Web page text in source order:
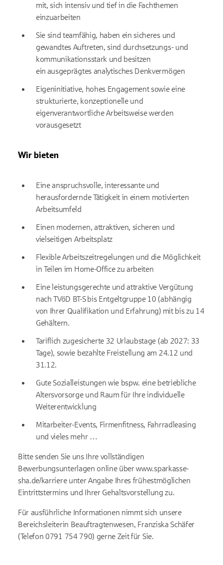
mit, sich intensiv und tief in die Fachthemen
einzuarbeiten
Sie sind teamfähig, haben ein sicheres und
gewandtes Auftreten, sind durchsetzungs- und
kommunikationsstark und besitzen
ein ausgeprägtes analytisches Denkvermögen
Eigeninitiative, hohes Engagement sowie eine
strukturierte, konzeptionelle und
eigenverantwortliche Arbeitsweise werden
vorausgesetzt
Wir bieten
Eine anspruchsvolle, interessante und
herausfordernde Tätigkeit in einem motivierten
Arbeitsumfeld
Einen modernen, attraktiven, sicheren und
vielseitigen Arbeitsplatz
Flexible Arbeitszeitregelungen und die Möglichkeit
in Teilen im Home-Office zu arbeiten
Eine leistungsgerechte und attraktive Vergütung
nach TVöD BT-S bis Entgeltgruppe 10 (abhängig
von Ihrer Qualifikation und Erfahrung) mit bis zu 14
Gehältern.
Tariflich zugesicherte 32 Urlaubstage (ab 2027: 33
Tage), sowie bezahlte Freistellung am 24.12 und
31.12.
Gute Sozialleistungen wie bspw. eine betriebliche
Altersvorsorge und Raum für Ihre individuelle
Weiterentwicklung
Mitarbeiter-Events, Firmenfitness, Fahrradleasing
und vieles mehr …
Bitte senden Sie uns Ihre vollständigen
Bewerbungsunterlagen online über www.sparkasse-
sha.de/karriere unter Angabe Ihres frühestmöglichen
Eintritts­termins und Ihrer Gehaltsvorstellung zu.
Für ausführliche Informationen nimmt sich unsere
Bereichsleiterin Beauftragtenwesen, Franziska Schäfer
(Telefon 0791 754 790) gerne Zeit für Sie.